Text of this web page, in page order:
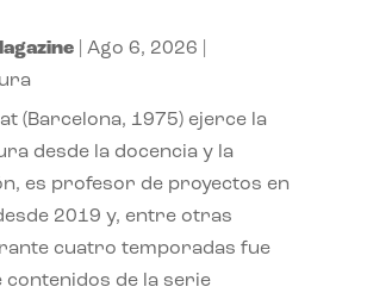
| Ago 6, 2026
(Barcelona, 1975) ejerce la
desde la docencia y la
es profesor de proyectos en
desde 2019 y, entre otras
cuatro temporadas fue
contenidos de la serie